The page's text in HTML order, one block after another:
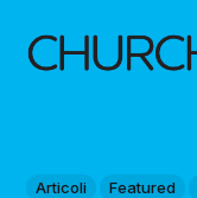
Articoli Featured